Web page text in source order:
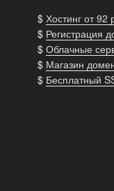
$ Хостинг от 92
$ Регистрация
$ Облачные
$ Магазин
$ Бесплатный